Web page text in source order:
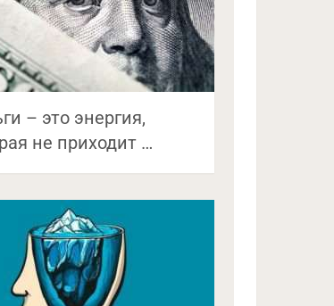
– это энергия,
не приходит …